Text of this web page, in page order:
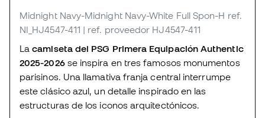
Midnight Navy-Midnight Navy-White Full Spon-H ref.
NI_HJ4547-411 | ref. proveedor HJ4547-411
Lacamiseta del PSG Primera Equipación Authentic
2025-2026 se inspira en tres famosos monumentos
parisinos. Una llamativa franja central interrumpe
este clásico azul, un detalle inspirado en las
estructuras de los iconos arquitectónicos.